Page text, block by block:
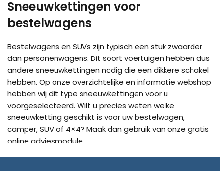
Sneeuwkettingen voor
bestelwagens
Bestelwagens en SUVs zijn typisch een stuk zwaarder
dan personenwagens. Dit soort voertuigen hebben dus
andere sneeuwkettingen nodig die een dikkere schakel
hebben. Op onze overzichtelijke en informatie webshop
hebben wij dit type sneeuwkettingen voor u
voorgeselecteerd. Wilt u precies weten welke
sneeuwketting geschikt is voor uw bestelwagen,
camper, SUV of 4×4? Maak dan gebruik van onze gratis
online adviesmodule.